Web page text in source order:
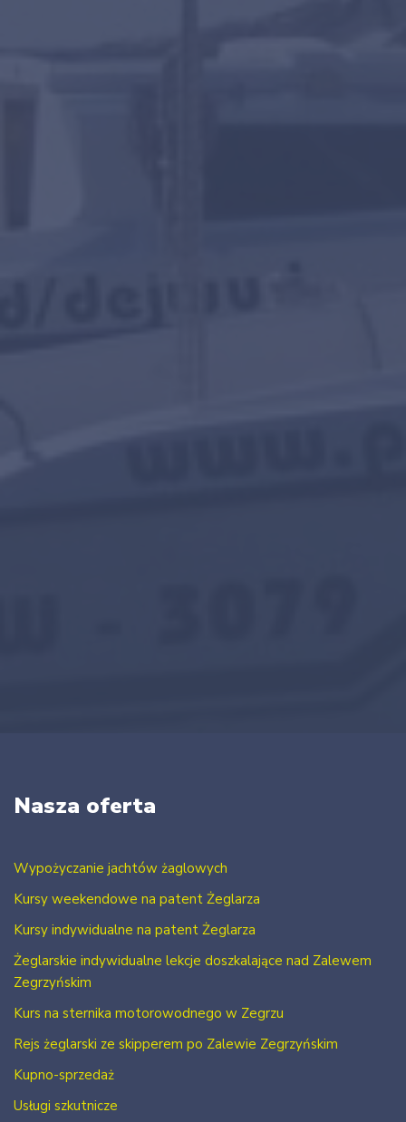
Nasza oferta
Wypożyczanie jachtów żaglowych
Kursy weekendowe na patent Żeglarza
Kursy indywidualne na patent Żeglarza
Żeglarskie indywidualne lekcje doszkalające nad Zalewem
Zegrzyńskim
Kurs na sternika motorowodnego w Zegrzu
Rejs żeglarski ze skipperem po Zalewie Zegrzyńskim
Kupno-sprzedaż
Usługi szkutnicze